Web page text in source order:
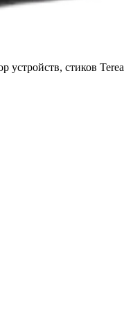
стиков